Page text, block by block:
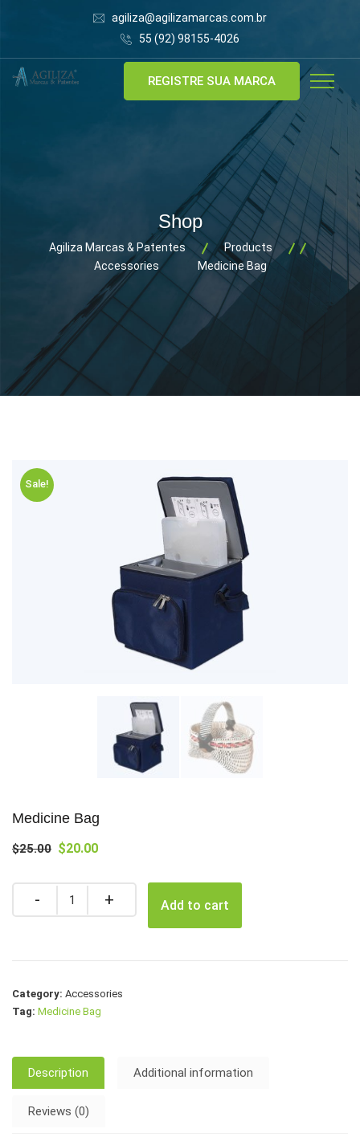
agiliza@agilizamarcas.com.br
55 (92) 98155-4026
REGISTRE SUA MARCA
Shop
Agiliza Marcas & Patentes
Products
Accessories
Medicine Bag
Sale!
Medicine Bag
$25.00 $20.00
Quantity
Add to cart
Category: Accessories
Tag: Medicine Bag
Description Additional information
Reviews (0)